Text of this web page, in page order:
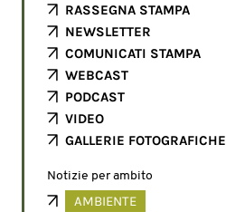
RASSEGNA STAMPA
NEWSLETTER
COMUNICATI STAMPA
WEBCAST
PODCAST
VIDEO
GALLERIE FOTOGRAFICHE
Notizie per ambito
AMBIENTE